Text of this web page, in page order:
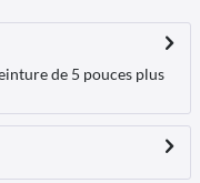
de 5 pouces plus